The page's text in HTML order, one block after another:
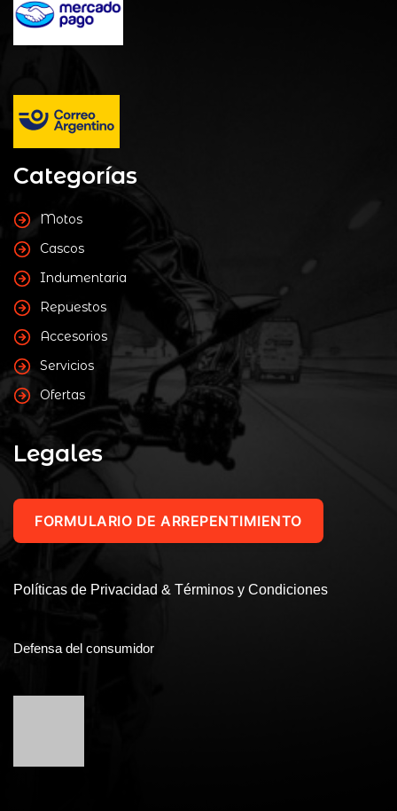
Categorías
Motos
Cascos
Indumentaria
Repuestos
Accesorios
Servicios
Ofertas
Legales
FORMULARIO DE ARREPENTIMIENTO
Políticas de Privacidad & Términos y Condiciones
Defensa del consumidor